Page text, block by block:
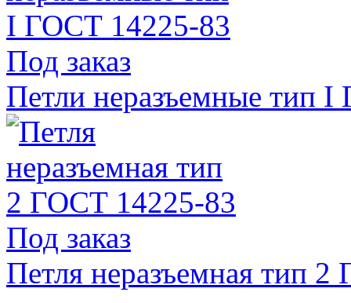
Под заказ
Петли неразъемные тип
Под заказ
Петля неразъемная тип